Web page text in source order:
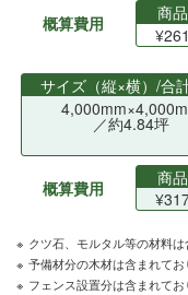
概算費用
商
サイズ（縦×横）/合
／約4.84坪
概算費用
商
クツ石、モルタル等の材料は
予備材分の木材は含まれてお
フェンス設置分は含まれてお